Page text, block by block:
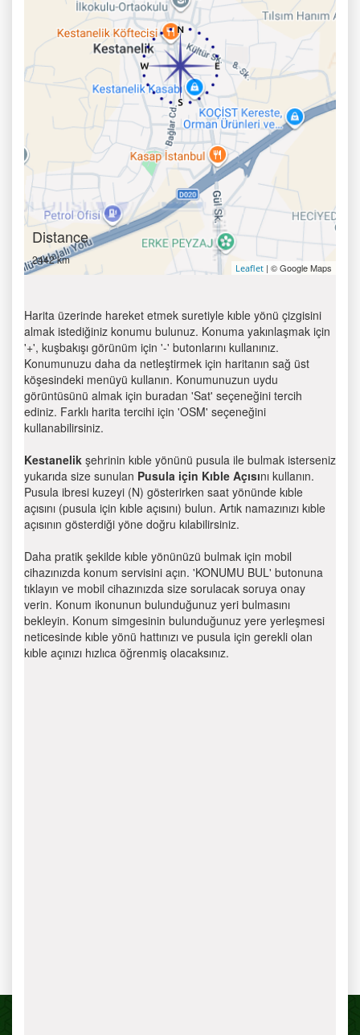
Distance
2442 km
Leaflet | © Google Maps
Harita üzerinde hareket etmek suretiyle kıble yönü çizgisini
almak istediğiniz konumu bulunuz. Konuma yakınlaşmak için
'+', kuşbakışı görünüm için '-' butonlarını kullanınız.
Konumunuzu daha da netleştirmek için haritanın sağ üst
köşesindeki menüyü kullanın. Konumunuzun uydu
görüntüsünü almak için buradan 'Sat' seçeneğini tercih
ediniz. Farklı harita tercihi için 'OSM' seçeneğini
kullanabilirsiniz.
Kestanelik şehrinin kıble yönünü pusula ile bulmak isterseniz
yukarıda size sunulan Pusula için Kıble Açısını kullanın.
Pusula ibresi kuzeyi (N) gösterirken saat yönünde kıble
açısını (pusula için kıble açısını) bulun. Artık namazınızı kıble
açısının gösterdiği yöne doğru kılabilirsiniz.
Daha pratik şekilde kıble yönünüzü bulmak için mobil
cihazınızda konum servisini açın. 'KONUMU BUL' butonuna
tıklayın ve mobil cihazınızda size sorulacak soruya onay
verin. Konum ikonunun bulunduğunuz yeri bulmasını
bekleyin. Konum simgesinin bulunduğunuz yere yerleşmesi
neticesinde kıble yönü hattınızı ve pusula için gerekli olan
kıble açınızı hızlıca öğrenmiş olacaksınız.